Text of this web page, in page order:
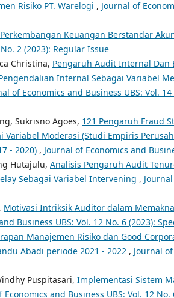
Risiko PT. Warelogi , Journal of
Perkembangan Keuangan Berstandar
2 (2023): Regular Issue
Christina, Pengaruh Audit Internal Dan
Internal Sebagai Variabel
of Economics and Business UBS: Vol.
Sukrisno Agoes, 121 Pengaruh Fraud
Variabel Moderasi (Studi Empiris
- 2020) , Journal of Economics and
Hutajulu, Analisis Pengaruh Audit
Sebagai Variabel Intervening ,
Motivasi Intriksik Auditor dalam
Business UBS: Vol. 12 No. 6 (2023):
Manajemen Risiko dan Good
Abadi periode 2021 - 2022 , Journal
Puspitasari, Implementasi Sistem
Economics and Business UBS: Vol. 12